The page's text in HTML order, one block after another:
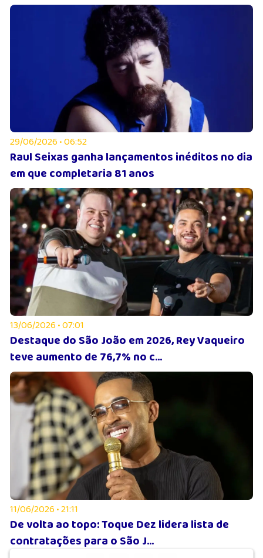
29/06/2026 • 06:52
Raul Seixas ganha lançamentos inéditos no dia
em que completaria 81 anos
13/06/2026 • 07:01
Destaque do São João em 2026, Rey Vaqueiro
teve aumento de 76,7% no c...
11/06/2026 • 21:11
De volta ao topo: Toque Dez lidera lista de
contratações para o São J...